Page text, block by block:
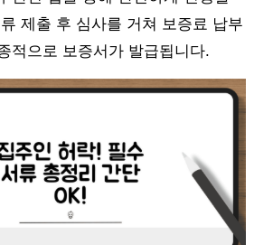
제출 후 심사를 거쳐 보증료 납부
적으로 보증서가 발급됩니다.